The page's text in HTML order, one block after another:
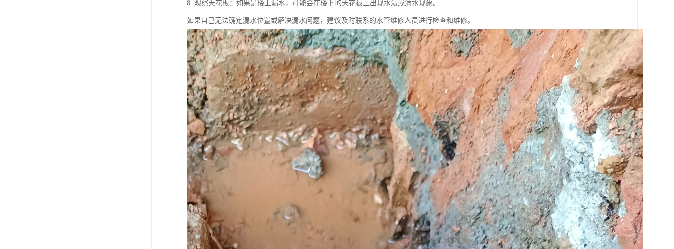
8. 观察天花板：如果是楼上漏水，可能会在楼下的天花板上出现水渍或滴水现象。
如果自己无法确定漏水位置或解决漏水问题，建议及时联系的水管维修人员进行检查和维修。